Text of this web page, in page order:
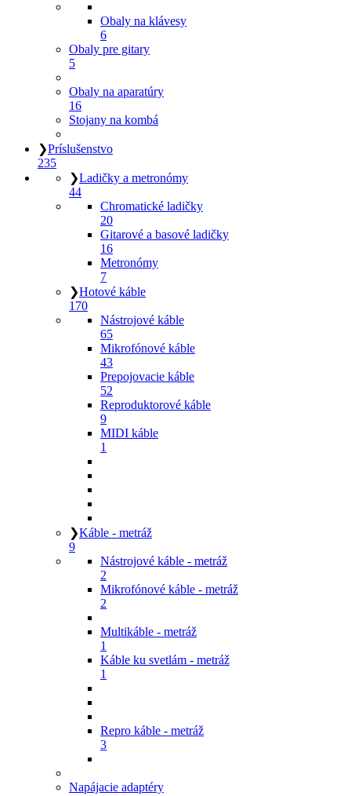
Obaly na klávesy
6
Obaly pre gitary
5
Obaly na aparatúry
16
Stojany na kombá
❯Príslušenstvo
235
❯Ladičky a metronómy
44
Chromatické ladičky
20
Gitarové a basové ladičky
16
Metronómy
7
❯Hotové káble
170
Nástrojové káble
65
Mikrofónové káble
43
Prepojovacie káble
52
Reproduktorové káble
9
MIDI káble
1
❯Káble - metráž
9
Nástrojové káble - metráž
2
Mikrofónové káble - metráž
2
Multikáble - metráž
1
Káble ku svetlám - metráž
1
Repro káble - metráž
3
Napájacie adaptéry